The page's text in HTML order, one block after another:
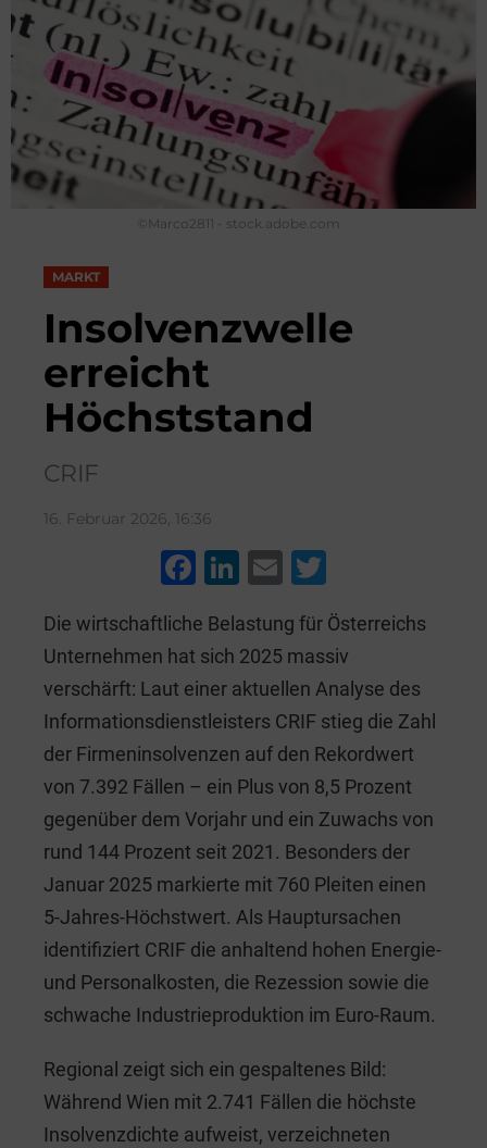
©Marco2811 - stock.adobe.com
MARKT
Insolvenzwelle
erreicht
Höchststand
CRIF
16. Februar 2026, 16:36
F
c
e
b
o
o
k
Li
k
e
dI
n
E
ai
l
wi
tt
er
Die wirtschaftliche Belastung für Österreichs
Unternehmen hat sich 2025 massiv
verschärft: Laut einer aktuellen Analyse des
Informationsdienstleisters CRIF stieg die Zahl
der Firmeninsolvenzen auf den Rekordwert
von 7.392 Fällen – ein Plus von 8,5 Prozent
gegenüber dem Vorjahr und ein Zuwachs von
rund 144 Prozent seit 2021. Besonders der
Januar 2025 markierte mit 760 Pleiten einen
5-Jahres-Höchstwert. Als Hauptursachen
identifiziert CRIF die anhaltend hohen Energie-
und Personalkosten, die Rezession sowie die
schwache Industrieproduktion im Euro-Raum.
Regional zeigt sich ein gespaltenes Bild:
Während Wien mit 2.741 Fällen die höchste
Insolvenzdichte aufweist, verzeichneten